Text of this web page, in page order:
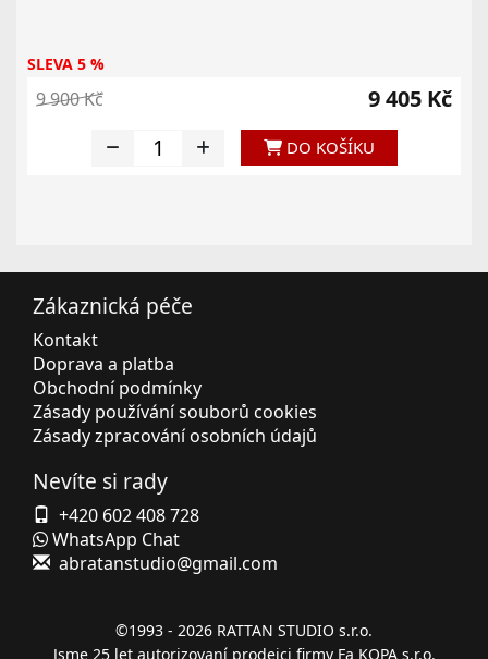
SLEVA 5 %
9 900 Kč 9 405 Kč
DO KOŠÍKU
Zákaznická péče
Kontakt
Doprava a platba
Obchodní podmínky
Zásady používání souborů cookies
Zásady zpracování osobních údajů
Nevíte si rady
+420 602 408 728
WhatsApp Chat
abratanstudio@gmail.com
©1993 - 2026 RATTAN STUDIO s.r.o.
Jsme 25 let autorizovaní prodejci firmy Fa KOPA s.r.o.